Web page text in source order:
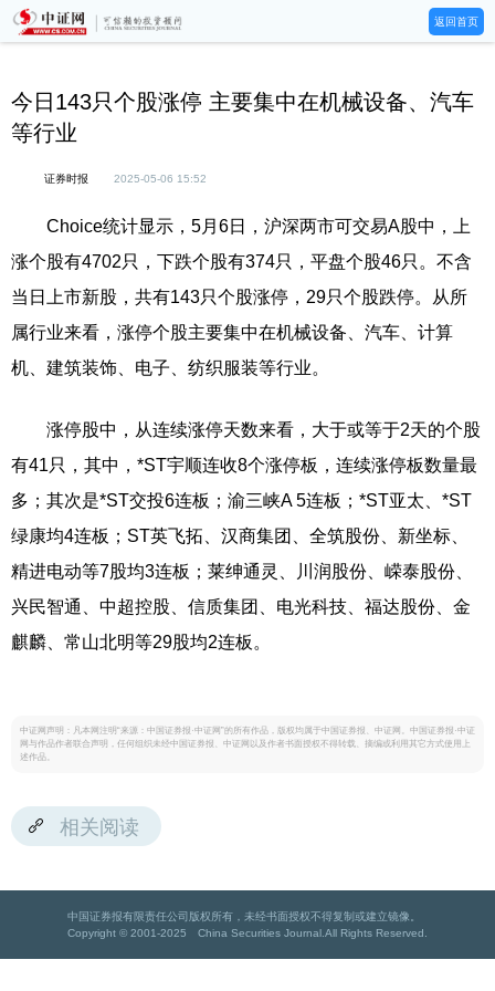
返回首页
今日143只个股涨停 主要集中在机械设备、汽车
等行业
证券时报 2025-05-06 15:52
Choice统计显示，5月6日，沪深两市可交易A股中，上
涨个股有4702只，下跌个股有374只，平盘个股46只。不含
当日上市新股，共有143只个股涨停，29只个股跌停。从所
属行业来看，涨停个股主要集中在机械设备、汽车、计算
机、建筑装饰、电子、纺织服装等行业。
涨停股中，从连续涨停天数来看，大于或等于2天的个股
有41只，其中，*ST宇顺连收8个涨停板，连续涨停板数量最
多；其次是*ST交投6连板；渝三峡A 5连板；*ST亚太、*ST
绿康均4连板；ST英飞拓、汉商集团、全筑股份、新坐标、
精进电动等7股均3连板；莱绅通灵、川润股份、嵘泰股份、
兴民智通、中超控股、信质集团、电光科技、福达股份、金
麒麟、常山北明等29股均2连板。
中证网声明：凡本网注明“来源：中国证券报·中证网”的所有作品，版权均属于中国证券报、中证网。中国证券报·中证
网与作品作者联合声明，任何组织未经中国证券报、中证网以及作者书面授权不得转载、摘编或利用其它方式使用上
述作品。
相关阅读
中国证券报有限责任公司版权所有，未经书面授权不得复制或建立镜像。
Copyright © 2001-2025 China Securities Journal.All Rights Reserved.